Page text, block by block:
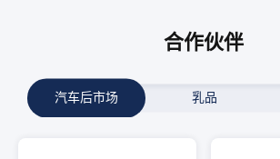
合作伙伴
汽车后市场 乳品